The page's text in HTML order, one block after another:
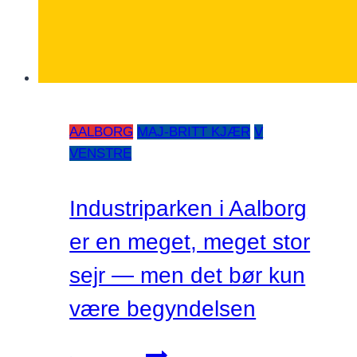
AALBORG MAJ-BRITT KJÆR V
VENSTRE
Industriparken i Aalborg
er en meget, meget stor
sejr — men det bør kun
være begyndelsen